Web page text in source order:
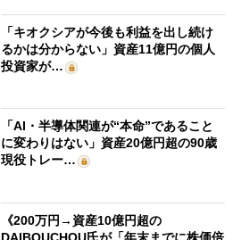
「キオクシアが今後も利益を出し続け
るかは分からない」資産11億円の個人
投資家が…
「AI・半導体関連が“本命”であること
に変わりはない」資産20億円超の90歳
現役トレー…
《200万円→資産10億円超の